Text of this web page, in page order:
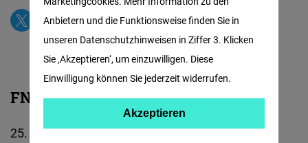
FNF Thailand
25. Etage, BBC Tower
Anbietern und die Funktionsweise finden Sie in
unseren Datenschutzhinweisen in Ziffer 3. Klicken
Sie ‚Akzeptieren‘, um einzuwilligen. Diese
Einwilligung können Sie jederzeit widerrufen.
Akzeptieren